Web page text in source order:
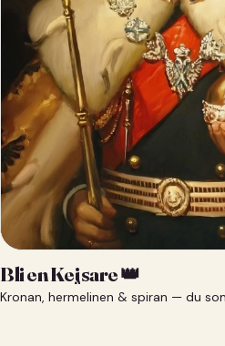
Bli en Kejsare 👑
Kronan, hermelinen & spiran — du